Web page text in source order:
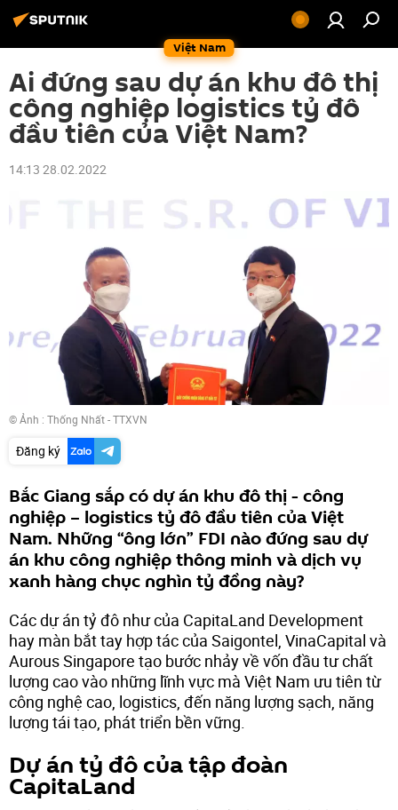
Việt Nam
Ai đứng sau dự án khu đô thị
công nghiệp logistics tỷ đô
đầu tiên của Việt Nam?
14:13 28.02.2022
© Ảnh : Thống Nhất - TTXVN
Đăng ký
Bắc Giang sắp có dự án khu đô thị - công
nghiệp – logistics tỷ đô đầu tiên của Việt
Nam. Những “ông lớn” FDI nào đứng sau dự
án khu công nghiệp thông minh và dịch vụ
xanh hàng chục nghìn tỷ đồng này?
Các dự án tỷ đô như của CapitaLand Development
hay màn bắt tay hợp tác của Saigontel, VinaCapital và
Aurous Singapore tạo bước nhảy về vốn đầu tư chất
lượng cao vào những lĩnh vực mà Việt Nam ưu tiên từ
công nghệ cao, logistics, đến năng lượng sạch, năng
lượng tái tạo, phát triển bền vững.
Dự án tỷ đô của tập đoàn
CapitaLand